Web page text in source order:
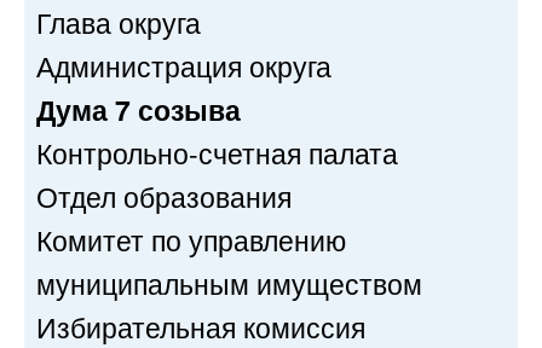
Глава округа
Администрация округа
Дума 7 созыва
Контрольно-счетная палата
Отдел образования
Комитет по управлению
муниципальным имуществом
Избирательная комиссия